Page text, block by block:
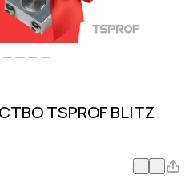
TSPROF BLITZ